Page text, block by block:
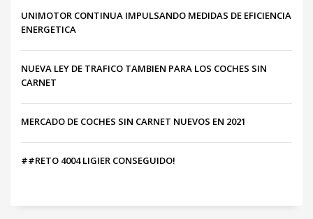
UNIMOTOR CONTINUA IMPULSANDO MEDIDAS DE EFICIENCIA
ENERGETICA
NUEVA LEY DE TRAFICO TAMBIEN PARA LOS COCHES SIN
CARNET
MERCADO DE COCHES SIN CARNET NUEVOS EN 2021
##RETO 4004 LIGIER CONSEGUIDO!